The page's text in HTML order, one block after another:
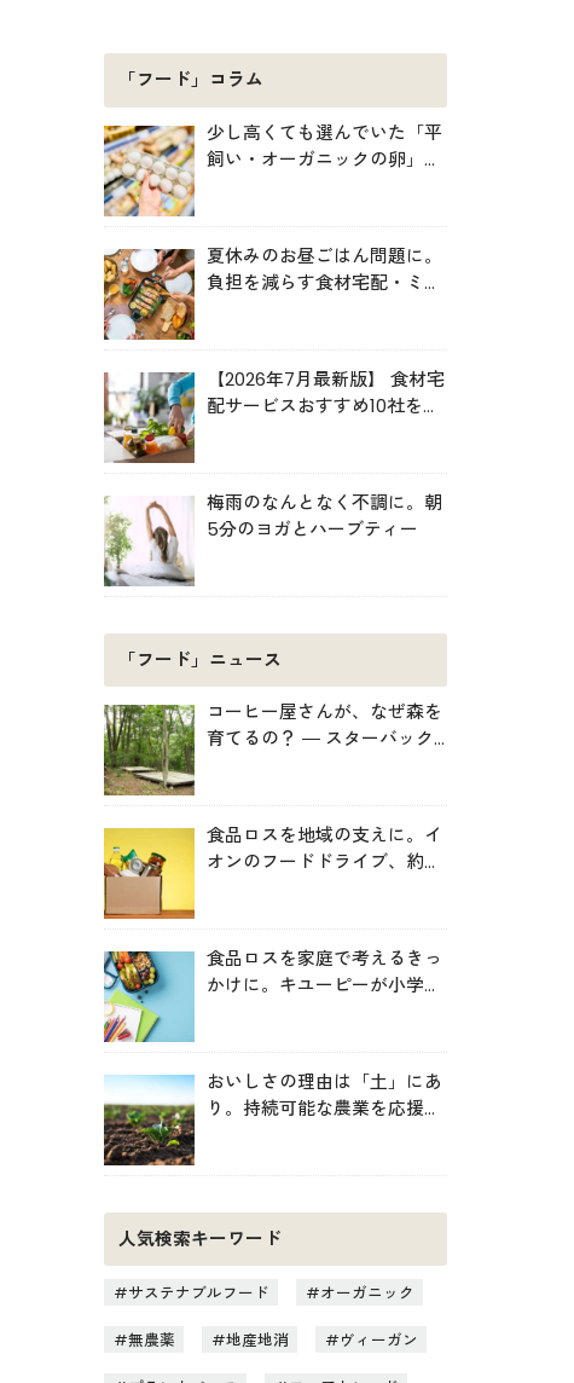
「フード」コラム
少し高くても選んでいた「平
飼い・オーガニックの卵」。
夏休みのお昼ごはん問題に。
負担を減らす食材宅配・ミー
【2026年7月最新版】 食材宅
配サービスおすすめ10社を比
梅雨のなんとなく不調に。朝
5分のヨガとハーブティー
「フード」ニュース
コーヒー屋さんが、なぜ森を
育てるの？ ― スターバック
食品ロスを地域の支えに。イ
オンのフードドライブ、約
食品ロスを家庭で考えるきっ
かけに。キユーピーが小学生
おいしさの理由は「土」にあ
り。持続可能な農業を応援す
人気検索キーワード
サステナブルフード オーガニック
無農薬 地産地消 ヴィーガン